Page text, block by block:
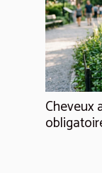
Cheveux